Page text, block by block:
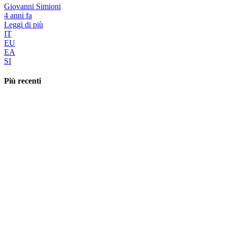
Giovanni Simioni
4 anni fa
Leggi di più
IT
EU
EA
SI
Più recenti